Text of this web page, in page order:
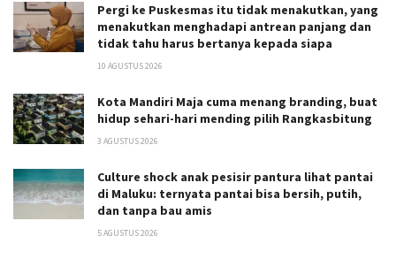
Pergi ke Puskesmas itu tidak menakutkan, yang
menakutkan menghadapi antrean panjang dan
tidak tahu harus bertanya kepada siapa
10 AGUSTUS 2026
Kota Mandiri Maja cuma menang branding, buat
hidup sehari-hari mending pilih Rangkasbitung
3 AGUSTUS 2026
Culture shock anak pesisir pantura lihat pantai
di Maluku: ternyata pantai bisa bersih, putih,
dan tanpa bau amis
5 AGUSTUS 2026